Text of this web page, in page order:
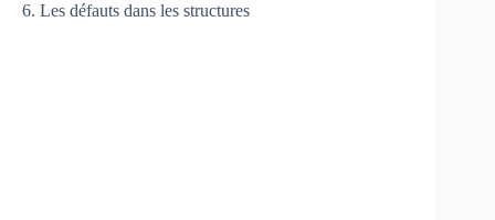
6. Les défauts dans les structures